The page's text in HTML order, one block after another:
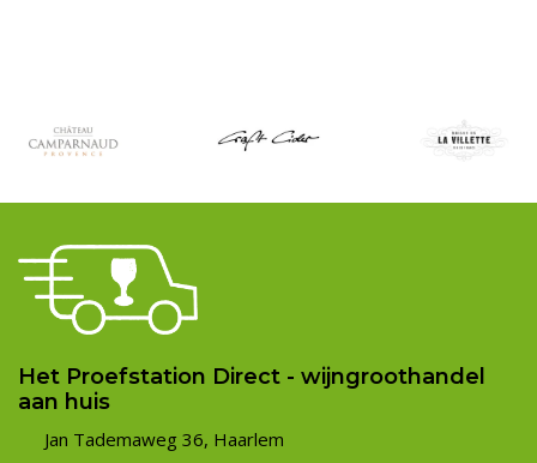
Het Proefstation Direct - wijngroothandel
aan huis
Jan Tademaweg 36, Haarlem